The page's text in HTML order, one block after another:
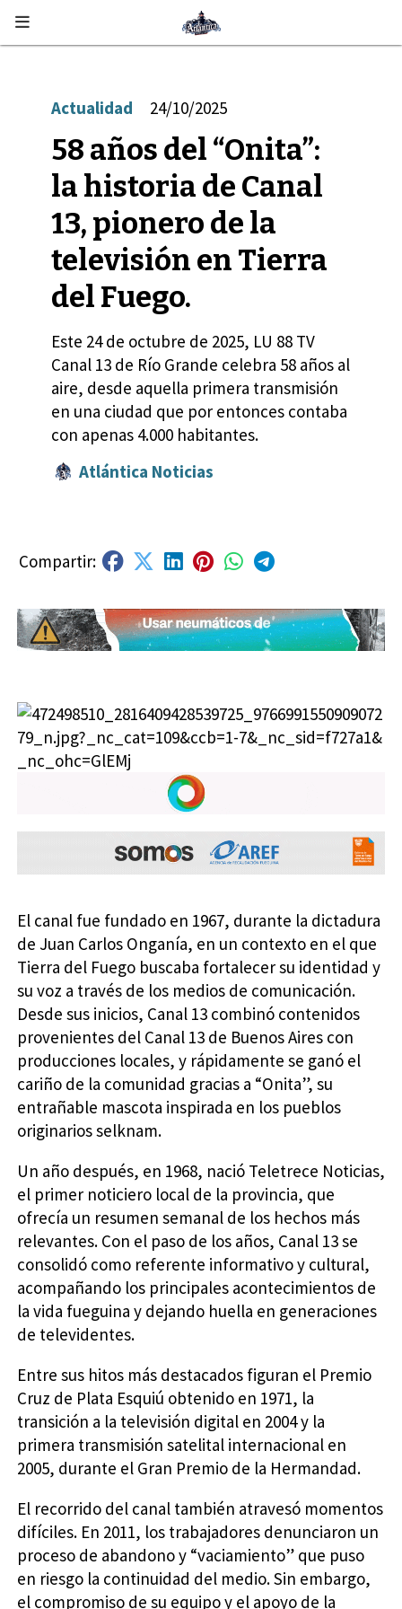
58 años del “Onita”:
la historia de Canal
13, pionero de la
televisión en Tierra
del Fuego.
Este 24 de octubre de 2025, LU 88 TV
Canal 13 de Río Grande celebra 58 años al
aire, desde aquella primera transmisión
en una ciudad que por entonces contaba
con apenas 4.000 habitantes.
Actualidad 24/10/2025
Atlántica Noticias
El canal fue fundado en 1967, durante la dictadura
de Juan Carlos Onganía, en un contexto en el que
Tierra del Fuego buscaba fortalecer su identidad y
su voz a través de los medios de comunicación.
Desde sus inicios, Canal 13 combinó contenidos
provenientes del Canal 13 de Buenos Aires con
producciones locales, y rápidamente se ganó el
cariño de la comunidad gracias a “Onita”, su
entrañable mascota inspirada en los pueblos
originarios selknam.
Un año después, en 1968, nació Teletrece Noticias,
el primer noticiero local de la provincia, que
ofrecía un resumen semanal de los hechos más
relevantes. Con el paso de los años, Canal 13 se
consolidó como referente informativo y cultural,
acompañando los principales acontecimientos de
la vida fueguina y dejando huella en generaciones
de televidentes.
Entre sus hitos más destacados figuran el Premio
Cruz de Plata Esquiú obtenido en 1971, la
transición a la televisión digital en 2004 y la
primera transmisión satelital internacional en
2005, durante el Gran Premio de la Hermandad.
El recorrido del canal también atravesó momentos
difíciles. En 2011, los trabajadores denunciaron un
proceso de abandono y “vaciamiento” que puso
en riesgo la continuidad del medio. Sin embargo,
el compromiso de su equipo y el apoyo de la